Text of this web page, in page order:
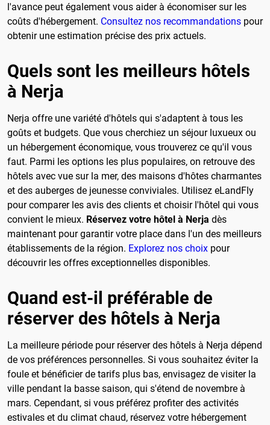
l'avance peut également vous aider à économiser sur les
coûts d'hébergement. Consultez nos recommandations pour
obtenir une estimation précise des prix actuels.
Quels sont les meilleurs hôtels
à Nerja
Nerja offre une variété d'hôtels qui s'adaptent à tous les
goûts et budgets. Que vous cherchiez un séjour luxueux ou
un hébergement économique, vous trouverez ce qu'il vous
faut. Parmi les options les plus populaires, on retrouve des
hôtels avec vue sur la mer, des maisons d'hôtes charmantes
et des auberges de jeunesse conviviales. Utilisez eLandFly
pour comparer les avis des clients et choisir l'hôtel qui vous
convient le mieux. Réservez votre hôtel à Nerja dès
maintenant pour garantir votre place dans l'un des meilleurs
établissements de la région. Explorez nos choix pour
découvrir les offres exceptionnelles disponibles.
Quand est-il préférable de
réserver des hôtels à Nerja
La meilleure période pour réserver des hôtels à Nerja dépend
de vos préférences personnelles. Si vous souhaitez éviter la
foule et bénéficier de tarifs plus bas, envisagez de visiter la
ville pendant la basse saison, qui s'étend de novembre à
mars. Cependant, si vous préférez profiter des activités
estivales et du climat chaud, réservez votre hébergement